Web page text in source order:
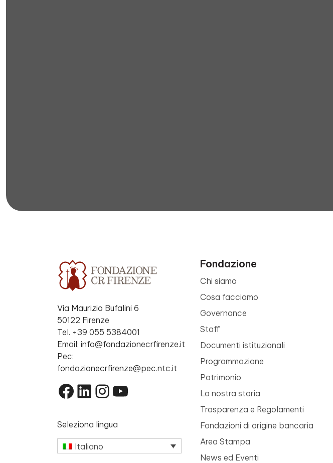
Via Maurizio Bufalini 6
50122 Firenze
Tel. +39 055 5384001
Email: info@fondazionecrfirenze.it
Pec:
fondazionecrfirenze@pec.ntc.it
Facebook
LinkedIn
Instagram
YouTube
Seleziona lingua
Italiano
Fondazione
Chi siamo
Cosa facciamo
Governance
Staff
Documenti istituzionali
Programmazione
Patrimonio
La nostra storia
Trasparenza e Regolamenti
Fondazioni di origine bancaria
Area Stampa
News ed Eventi